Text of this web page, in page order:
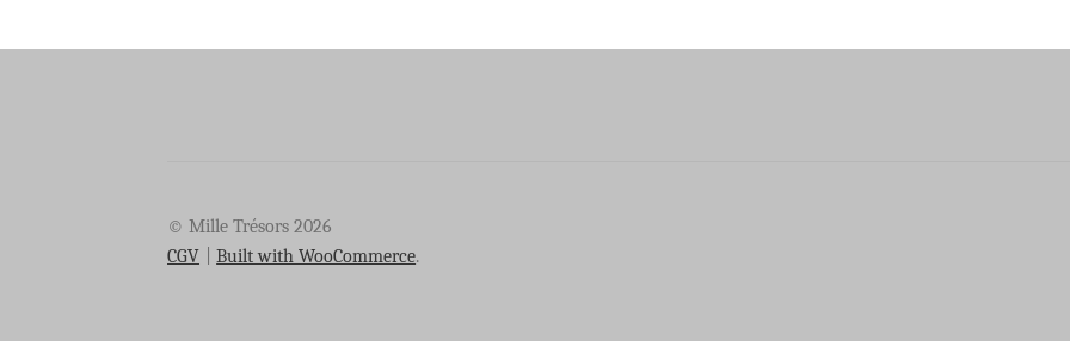
© Mille Trésors 2026
CGV
Built with WooCommerce.